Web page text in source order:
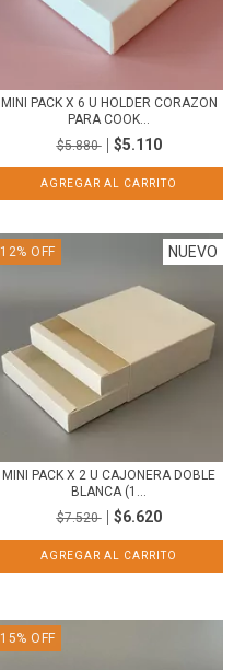
MINI PACK X 6 U HOLDER CORAZON
PARA COOK...
$5.880
$5.110
12% OFF NUEVO
MINI PACK X 2 U CAJONERA DOBLE
BLANCA (1...
$7.520
$6.620
15% OFF